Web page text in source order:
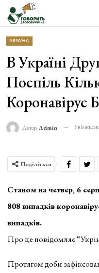
УКРАЇНА
В Україні
Поспіль
Коронавірус
Автор Admin Увімкнено
Поділіться
Станом на четвер, 6
808 випадків
випадків.
Про це повідомляє
Протягом доби